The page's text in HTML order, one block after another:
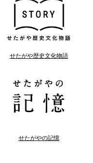
せたがや歴史文化物語
せたがやの記憶